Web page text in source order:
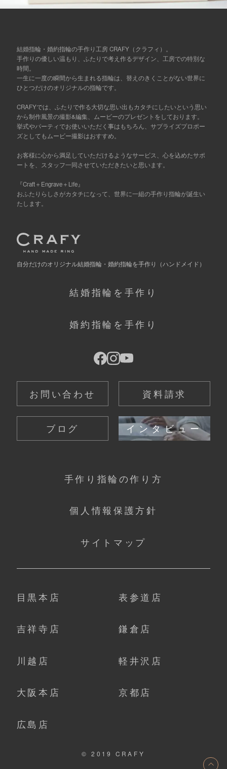
結婚指輪・婚約指輪の手作り工房 CRAFY（クラフィ）。
手作りの優しい温もり、ふたりで考え作るデザイン、工房での特別な
時間。
一生に一度の瞬間から生まれる指輪は、替えのきくことがない世界に
ひとつだけのオリジナルの指輪です。
CRAFYでは、ふたりで作る大切な思い出もカタチにしたいという思い
から制作風景の撮影&編集、ムービーのプレゼントをしております。
挙式やパーティでお使いいただく事はもちろん、サプライズプロポー
ズとしてもムービー撮影はおすすめ。
お客様に心から満足していただけるようなサービス、心を込めたサポ
ートを、スタッフ一同させていただきたいと思います。
『Craft＋Engrave＋Life』
おふたりらしさがカタチになって、世界に一組の手作り指輪が誕生い
たします。
自分だけのオリジナル結婚指輪・婚約指輪を手作り （ハンドメイド）
結婚指輪を手作り
婚約指輪を手作り
お問い合わせ 資料請求
ブログ インタビュー
手作り指輪の作り方
個人情報保護方針
サイトマップ
目黒本店 表参道店
吉祥寺店 鎌倉店
川越店 軽井沢店
大阪本店 京都店
広島店
© 2019 CRAFY